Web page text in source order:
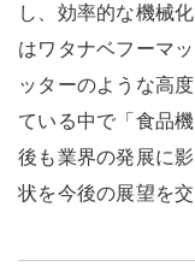
し、効率的な機械
はワタナベフーマ
ッターのような高
ている中で「食品
後も業界の発展に
状を今後の展望を